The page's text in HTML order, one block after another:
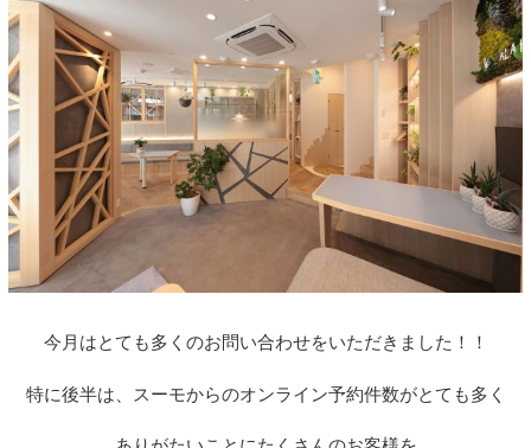
今月はとても多くのお問い合わせをいただきました！！
特に後半は、スーモからのオンライン予約件数がとても多く